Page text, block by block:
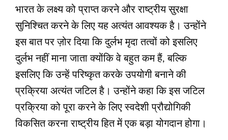
भारत के लक्ष्य को प्राप्त करने और राष्ट्रीय सुरक्षा
सुनिश्चित करने के लिए यह अत्यंत आवश्यक है। उन्होंने
इस बात पर ज़ोर दिया कि दुर्लभ मृदा तत्वों को इसलिए
दुर्लभ नहीं माना जाता क्योंकि वे बहुत कम हैं, बल्कि
इसलिए कि उन्हें परिष्कृत करके उपयोगी बनाने की
प्रक्रिया अत्यंत जटिल है। उन्होंने कहा कि इस जटिल
प्रक्रिया को पूरा करने के लिए स्वदेशी प्रौद्योगिकी
विकसित करना राष्ट्रीय हित में एक बड़ा योगदान होगा।